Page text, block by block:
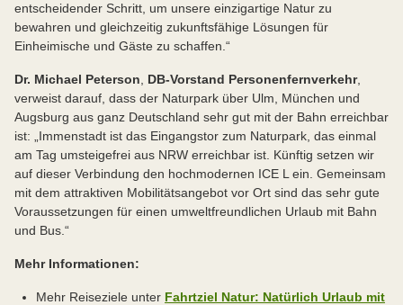
entscheidender Schritt, um unsere einzigartige Natur zu
bewahren und gleichzeitig zukunftsfähige Lösungen für
Einheimische und Gäste zu schaffen.“
Dr. Michael Peterson DB-Vorstand Personenfernverkehr,
verweist darauf, dass der Naturpark über Ulm, München und
Augsburg aus ganz Deutschland sehr gut mit der Bahn erreichbar
ist: „Immenstadt ist das Eingangstor zum Naturpark, das einmal
am Tag umsteigefrei aus NRW erreichbar ist. Künftig setzen wir
auf dieser Verbindung den hochmodernen ICE L ein. Gemeinsam
mit dem attraktiven Mobilitätsangebot vor Ort sind das sehr gute
Voraussetzungen für einen umweltfreundlichen Urlaub mit Bahn
und Bus.“
Mehr Informationen:
Mehr Reiseziele unter Fahrtziel Natur: Natürlich Urlaub mit